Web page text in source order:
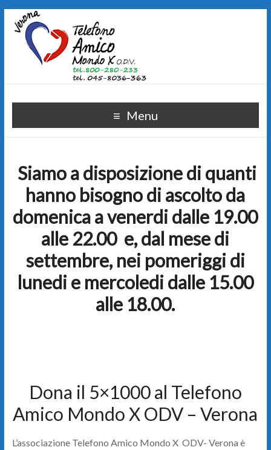
Menu
Siamo a disposizione di quanti
hanno bisogno di ascoltoda
domenica a venerdi dalle 19.00
alle 22.00 e, dal mese di
settembre, nei pomeriggi di
lunedi e mercoledi dalle 15.00
alle 18.00.
Dona il 5×1000 al Telefono
Amico Mondo X ODV – Verona
L’associazione Telefono Amico Mondo X ODV- Verona è